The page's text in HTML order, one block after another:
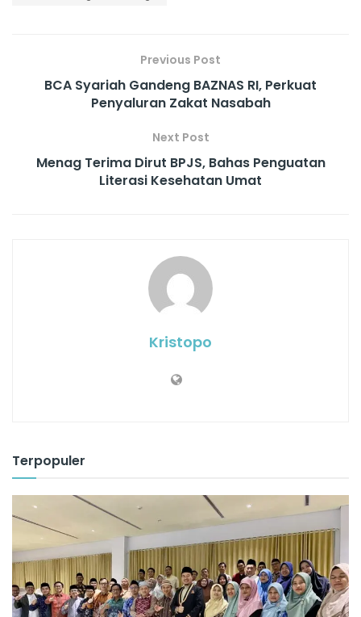
Previous Post
BCA Syariah Gandeng BAZNAS RI, Perkuat
Penyaluran Zakat Nasabah
Next Post
Menag Terima Dirut BPJS, Bahas Penguatan
Literasi Kesehatan Umat
Kristopo
Terpopuler